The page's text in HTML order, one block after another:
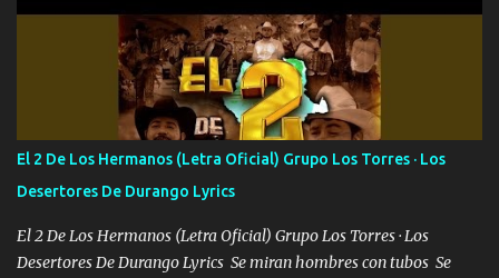
estándares 110 mil records de pistas no me falta mucho para
verme en las revistas Ya pasé Italia Japón Madrid Milán y también
Francia ropa de 100.000 bolas Louis vuitton es mi fragancia
repleta de presidentes la bolsa estoy en mi pic si no se han dado
cuenta chequeen gráficas del kitch
El 2 De Los Hermanos (Letra Oficial) Grupo Los Torres · Los
Desertores De Durango Lyrics
El 2 De Los Hermanos (Letra Oficial) Grupo Los Torres · Los
Desertores De Durango Lyrics Se miran hombres con tubos Se